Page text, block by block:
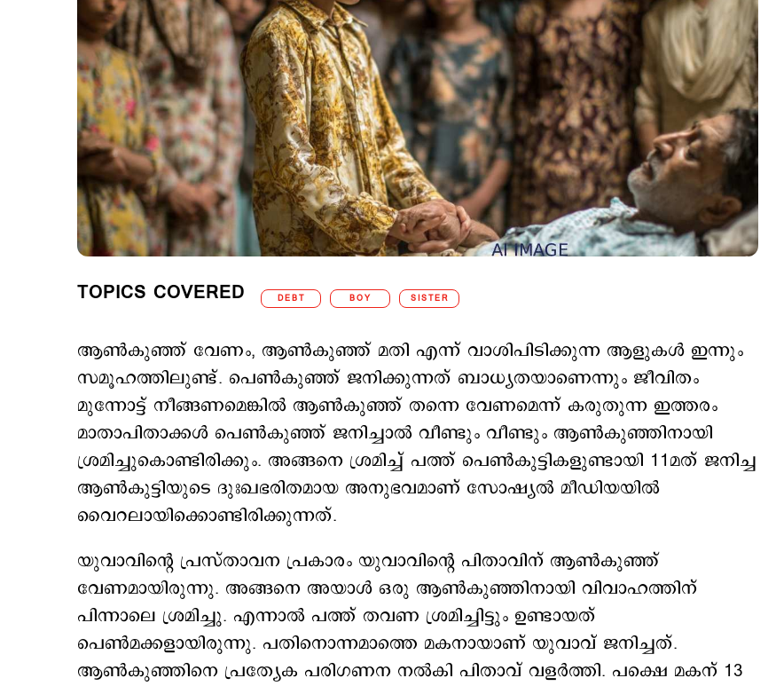
TOPICS COVERED DEBT BOY SISTER
ആണ്‍കു‍ഞ്ഞ് വേണം, ആണ്‍കുഞ്ഞ് മതി എന്ന് വാശിപിടിക്കുന്ന ആളുകള്‍ ഇന്നും
സമൂഹത്തിലുണ്ട്. പെണ്‍കുഞ്ഞ് ജനിക്കുന്നത് ബാധ്യതയാണെന്നും ജീവിതം
മുന്നോട്ട് നീങ്ങണമെങ്കില്‍ ആണ്‍കുഞ്ഞ് തന്നെ വേണമെന്ന് കരുതുന്ന ഇത്തരം
മാതാപിതാക്കള്‍ പെണ്‍കുഞ്ഞ് ജനിച്ചാല്‍ വീണ്ടും വീണ്ടും ആണ്‍കുഞ്ഞിനായി
ശ്രമിച്ചുകൊണ്ടിരിക്കും. അങ്ങനെ ശ്രമിച്ച് പത്ത് പെണ്‍കുട്ടികളുണ്ടായി 11മത് ജനിച്ച
ആണ്‍കുട്ടിയുടെ ദുഃഖഭരിതമായ അനുഭവമാണ് സോഷ്യല്‍ മീഡിയയില്‍
വൈറലായിക്കൊണ്ടിരിക്കുന്നത്.
യുവാവിന്‍റെ പ്രസ്താവന പ്രകാരം യുവാവിന്‍റെ പിതാവിന് ആണ്‍കുഞ്ഞ്
വേണമായിരുന്നു. അങ്ങനെ അയാള്‍ ഒരു ആണ്‍കുഞ്ഞിനായി വിവാഹത്തിന്
പിന്നാലെ ശ്രമിച്ചു. എന്നാല്‍ പത്ത് തവണ ശ്രമിച്ചിട്ടും ഉണ്ടായത്
പെണ്‍മക്കളായിരുന്നു. പതിനൊന്നമാത്തെ മകനായാണ് യുവാവ് ജനിച്ചത്.
ആണ്‍കുഞ്ഞിനെ പ്രത്യേക പരിഗണന നല്‍കി പിതാവ് വളര്‍ത്തി. പക്ഷെ മകന് 13